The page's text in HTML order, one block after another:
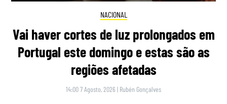
NACIONAL
Vai haver cortes de luz prolongados em
Portugal este domingo e estas são as
regiões afetadas
14:00 7 Agosto, 2026 | Rubén Gonçalves